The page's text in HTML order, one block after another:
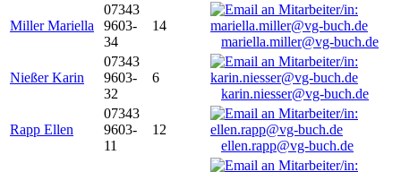
Miller Mariella
07343
9603-
34
14
mariella.miller@vg-buch.de
Nießer Karin
07343
9603-
32
6
karin.niesser@vg-buch.de
Rapp Ellen
07343
9603-
11
12
ellen.rapp@vg-buch.de